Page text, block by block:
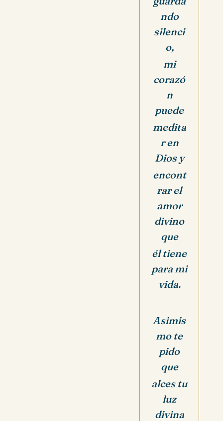
ndo
silenci
o,
mi
corazó
n
puede
medita
r en
Dios y
encont
rar el
amor
divino
que
él tiene
para mi
vida.
Asimis
mo te
pido
que
alces tu
luz
divina